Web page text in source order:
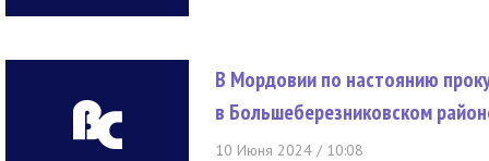
В Мордовии по настоянию
в Большеберезниковском
10 Июня 2024 / 10:08